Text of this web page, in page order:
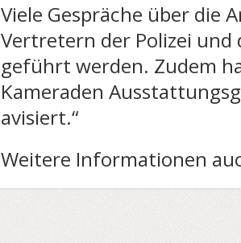
Viele Gespräche über die
Vertretern der Polizei
geführt werden. Zudem
Kameraden
avisiert.“
Weitere Informationen